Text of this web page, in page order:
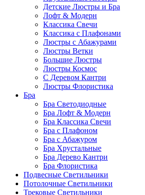
Детские Люстры и Бра
Лофт & Модерн
Классика Свечи
Классика с Плафонами
Люстры с Абажурами
Люстры Ветки
Большие Люстры
Люстры Космос
С Деревом Кантри
Люстры Флористика
Бра
Бра Светодиодные
Бра Лофт & Модерн
Бра Классика Свечи
Бра с Плафоном
Бра с Абажуром
Бра Хрустальные
Бра Дерево Кантри
Бра Флористика
Подвесные Светильники
Потолочные Светильники
Трековые Светильники